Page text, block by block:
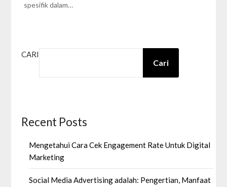
spesifik dalam…
CARI
Cari
Recent Posts
Mengetahui Cara Cek Engagement Rate Untuk Digital
Marketing
Social Media Advertising adalah: Pengertian, Manfaat